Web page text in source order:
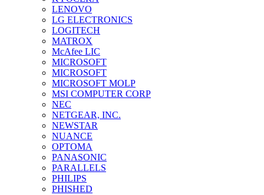
LENOVO
LG ELECTRONICS
LOGITECH
MATROX
McAfee LIC
MICROSOFT
MICROSOFT
MICROSOFT MOLP
MSI COMPUTER CORP
NEC
NETGEAR, INC.
NEWSTAR
NUANCE
OPTOMA
PANASONIC
PARALLELS
PHILIPS
PHISHED